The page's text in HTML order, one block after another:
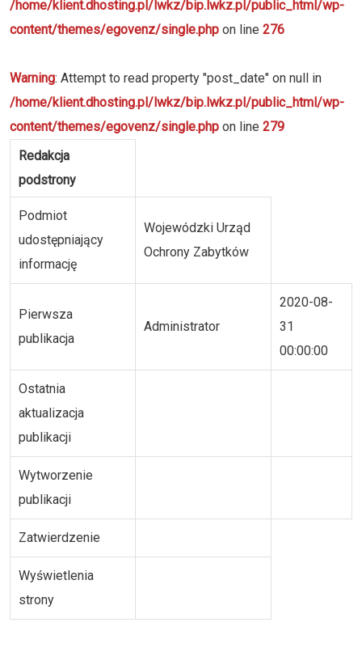
/home/klient.dhosting.pl/lwkz/bip.lwkz.pl/public_html/wp-
content/themes/egovenz/single.php on line 276
Warning: Attempt to read property "post_date" on null in
/home/klient.dhosting.pl/lwkz/bip.lwkz.pl/public_html/wp-
content/themes/egovenz/single.php on line 279
Redakcja
podstrony
Podmiot
udostępniający
informację
Wojewódzki Urząd
Ochrony Zabytków
Pierwsza
publikacja
Administrator
2020-08-
31
00:00:00
Ostatnia
aktualizacja
publikacji
Wytworzenie
publikacji
Zatwierdzenie
Wyświetlenia
strony